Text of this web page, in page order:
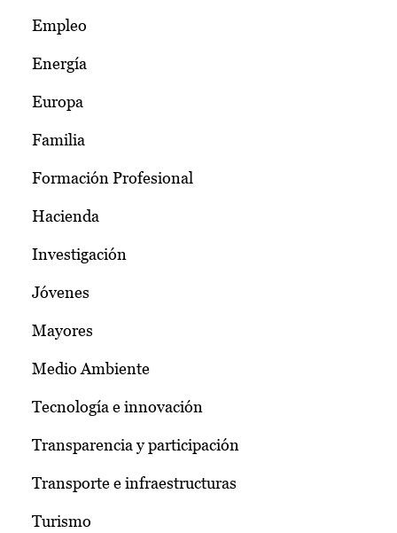
Empleo
Energía
Europa
Familia
Formación Profesional
Hacienda
Investigación
Jóvenes
Mayores
Medio Ambiente
Tecnología e innovación
Transparencia y participación
Transporte e infraestructuras
Turismo